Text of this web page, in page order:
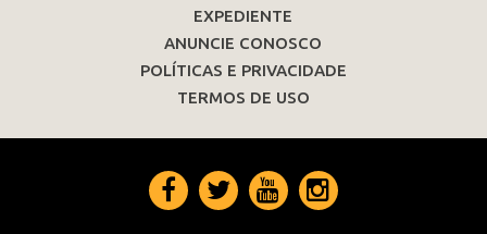
EXPEDIENTE
ANUNCIE CONOSCO
POLÍTICAS E PRIVACIDADE
TERMOS DE USO